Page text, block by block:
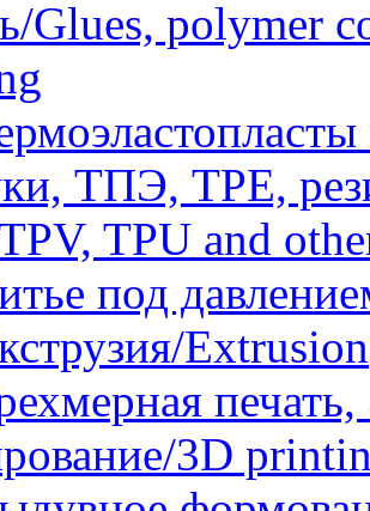
Glues, polymer
ТПЭ, TPE,
TPU and
под
Extrusion
3D